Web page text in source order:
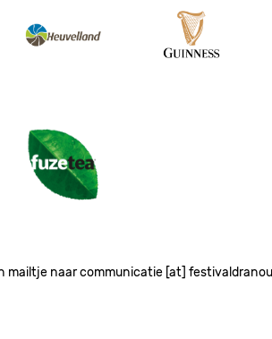
Image Image
Image
mailtje naar communicatie [at]